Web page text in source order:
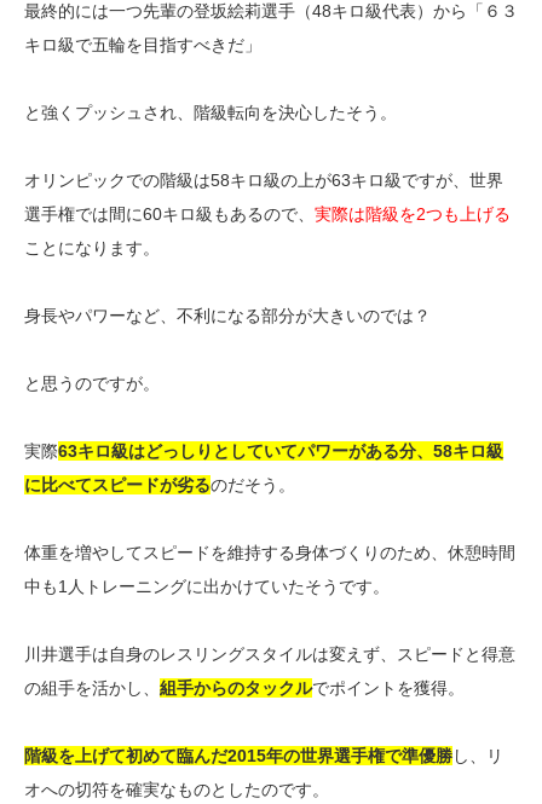
最終的には一つ先輩の登坂絵莉選手（48キロ級代表）から「６３
キロ級で五輪を目指すべきだ」
と強くプッシュされ、階級転向を決心したそう。
オリンピックでの階級は58キロ級の上が63キロ級ですが、世界
選手権では間に60キロ級もあるので、 実際は階級を2つも上げる
ことになります。
身長やパワーなど、不利になる部分が大きいのでは？
と思うのですが。
実際63キロ級はどっしりとしていてパワーがある分、58キロ級
に比べてスピードが劣るのだそう。
体重を増やしてスピードを維持する身体づくりのため、休憩時間
中も1人トレーニングに出かけていたそうです。
川井選手は自身のレスリングスタイルは変えず、スピードと得意
の組手を活かし、 組手からのタックルでポイントを獲得。
階級を上げて初めて臨んだ2015年の世界選手権で準優勝し、リ
オへの切符を確実なものとしたのです。